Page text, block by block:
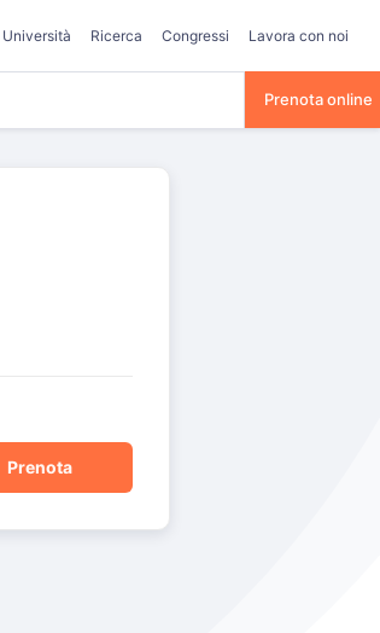
Università Ricerca Congressi Lavora con noi
Prenota online